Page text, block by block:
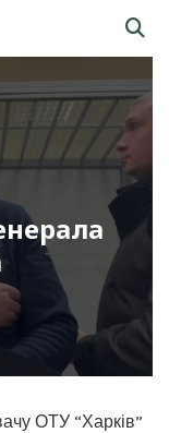
ОТУ “Харків”